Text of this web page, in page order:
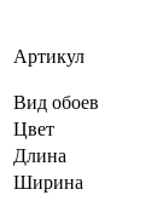
Артикул
Вид обоев
Цвет
Длина
Ширина